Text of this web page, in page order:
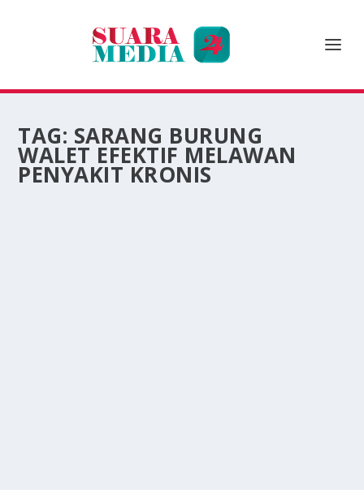
TAG: SARANG BURUNG
WALET EFEKTIF MELAWAN
PENYAKIT KRONIS